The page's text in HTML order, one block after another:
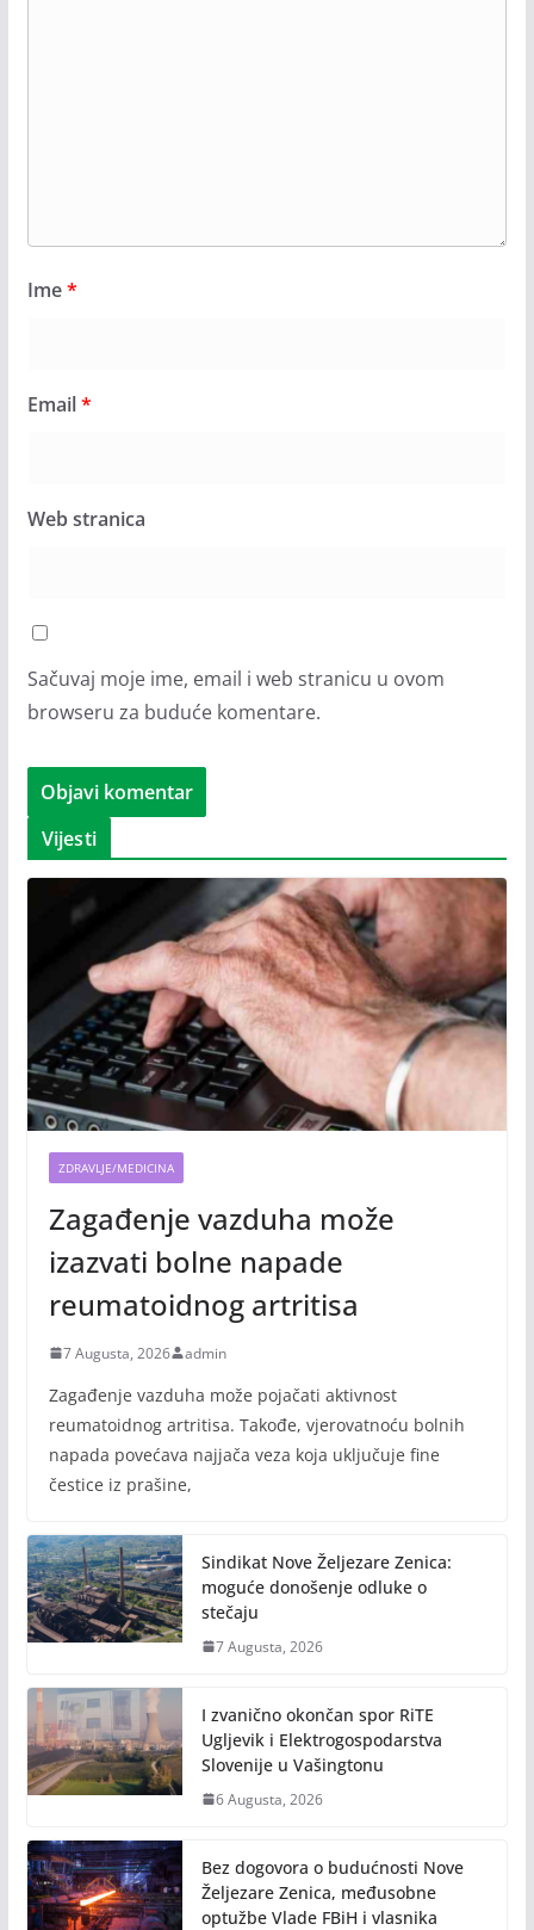
Ime*
Email*
Web stranica
Sačuvaj moje ime, email i web stranicu u ovom
browseru za buduće komentare.
Vijesti
ZDRAVLJE/MEDICINA
Zagađenje vazduha može
izazvati bolne napade
reumatoidnog artritisa
7 Augusta, 2026 admin
Zagađenje vazduha može pojačati aktivnost
reumatoidnog artritisa. Takođe, vjerovatnoću bolnih
napada povećava najjača veza koja uključuje fine
čestice iz prašine,
Sindikat Nove Željezare Zenica:
moguće donošenje odluke o
stečaju
7 Augusta, 2026
I zvanično okončan spor RiTE
Ugljevik i Elektrogospodarstva
Slovenije u Vašingtonu
6 Augusta, 2026
Bez dogovora o budućnosti Nove
Željezare Zenica, međusobne
optužbe Vlade FBiH i vlasnika